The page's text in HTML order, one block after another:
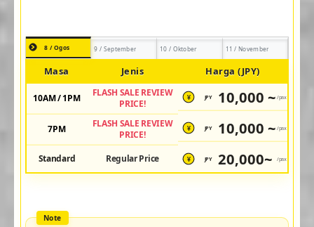
8 / Ogos 9 / September 10 / Oktober 11 / November
Masa Jenis Harga (JPY)
10AM / 1PM
FLASH SALE REVIEW
PRICE!
¥ JPY 10,000 ~ /pax
7PM
FLASH SALE REVIEW
PRICE!
¥ JPY 10,000 ~ /pax
Standard Regular Price ¥ JPY 20,000~ /pax